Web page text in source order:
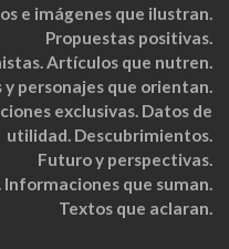
e imágenes que ilustran.
Propuestas positivas.
Artículos que nutren.
y personajes que orientan.
exclusivas. Datos de
utilidad. Descubrimientos.
Futuro y perspectivas.
que suman.
Textos que aclaran.